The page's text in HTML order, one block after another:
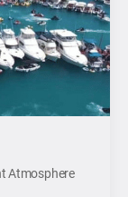
Atmosphere